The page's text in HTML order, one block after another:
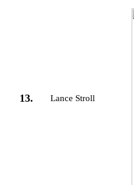
13. Lance Stroll